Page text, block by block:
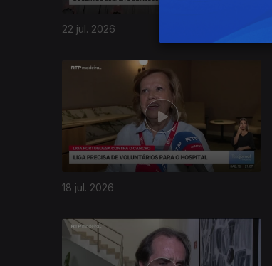
22 jul. 2026
18 jul. 2026
943002